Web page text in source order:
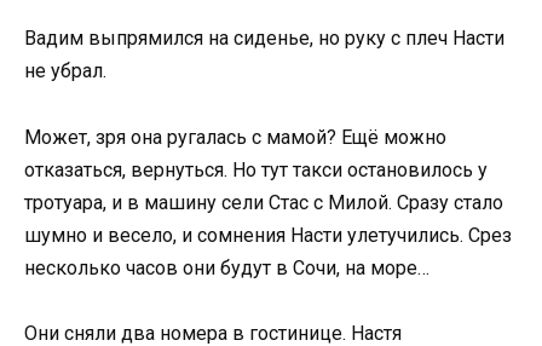
Вадим выпрямился на сиденье, но руку с плеч Насти
не убрал.
Может, зря она ругалась с мамой? Ещё можно
отказаться, вернуться. Но тут такси остановилось у
тротуара, и в машину сели Стас с Милой. Сразу стало
шумно и весело, и сомнения Насти улетучились. Срез
несколько часов они будут в Сочи, на море…
Они сняли два номера в гостинице. Настя